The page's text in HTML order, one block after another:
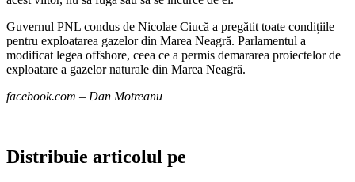
Guvernul PNL condus de Nicolae Ciucă a pregătit toate condițiile
pentru exploatarea gazelor din Marea Neagră. Parlamentul a
modificat legea offshore, ceea ce a permis demararea proiectelor de
exploatare a gazelor naturale din Marea Neagră.
facebook.com – Dan Motreanu
Distribuie articolul pe